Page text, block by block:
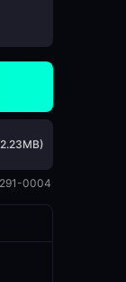
)
0004